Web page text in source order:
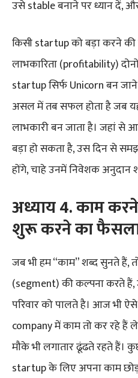
उसे stable बनाने पर ध्यान दें,
किसी startup को बड़ा करने
लाभकारिता (profitability)
startup सिर्फ Unicorn बन
असल में तब सफल होता है जब
लाभकारी बन जाता है। जहां
बड़ा हो सकता है, उस दिन से
होंगे, चाहे उनमें निवेशक अनुदान
अध्याय 4. काम
शुरू करने का
जब भी हम “काम” शब्द सुनते
(segment) की कल्पना करते
परिवार को पालते है। आज भी
company में काम तो कर रहे
मौके भी लगातार ढूंढते रहते हैं।
startup के लिए अपना काम